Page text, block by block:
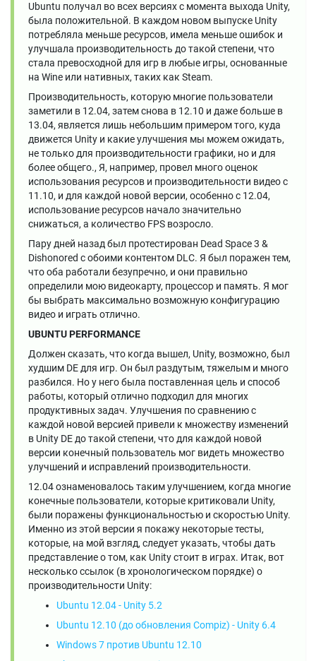
Ubuntu получал во всех версиях с момента выхода Unity,
была положительной. В каждом новом выпуске Unity
потребляла меньше ресурсов, имела меньше ошибок и
улучшала производительность до такой степени, что
стала превосходной для игр в любые игры, основанные
на Wine или нативных, таких как Steam.
Производительность, которую многие пользователи
заметили в 12.04, затем снова в 12.10 и даже больше в
13.04, является лишь небольшим примером того, куда
движется Unity и какие улучшения мы можем ожидать,
не только для производительности графики, но и для
более общего., Я, например, провел много оценок
использования ресурсов и производительности видео с
11.10, и для каждой новой версии, особенно с 12.04,
использование ресурсов начало значительно
снижаться, а количество FPS возросло.
Пару дней назад был протестирован Dead Space 3 &
Dishonored с обоими контентом DLC. Я был поражен тем,
что оба работали безупречно, и они правильно
определили мою видеокарту, процессор и память. Я мог
бы выбрать максимально возможную конфигурацию
видео и играть отлично.
UBUNTU PERFORMANCE
Должен сказать, что когда вышел, Unity, возможно, был
худшим DE для игр. Он был раздутым, тяжелым и много
разбился. Но у него была поставленная цель и способ
работы, который отлично подходил для многих
продуктивных задач. Улучшения по сравнению с
каждой новой версией привели к множеству изменений
в Unity DE до такой степени, что для каждой новой
версии конечный пользователь мог видеть множество
улучшений и исправлений производительности.
12.04 ознаменовалось таким улучшением, когда многие
конечные пользователи, которые критиковали Unity,
были поражены функциональностью и скоростью Unity.
Именно из этой версии я покажу некоторые тесты,
которые, на мой взгляд, следует указать, чтобы дать
представление о том, как Unity стоит в играх. Итак, вот
несколько ссылок (в хронологическом порядке) о
производительности Unity:
Ubuntu 12.04 - Unity 5.2
Ubuntu 12.10 (до обновления Compiz) - Unity 6.4
Windows 7 против Ubuntu 12.10